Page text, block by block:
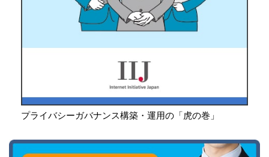
プライバシーガバナンス構築・運用の「虎の巻」